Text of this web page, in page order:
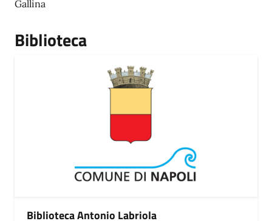
Gallina
Biblioteca
Biblioteca Antonio Labriola